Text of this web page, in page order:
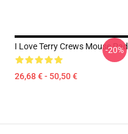
I Love Terry Crews Mouse Pad
26,68 € - 50,50 €
-20%